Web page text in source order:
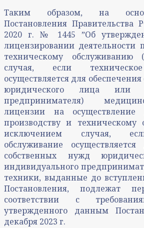
Таким образом, на
Постановления Правительства
2020 г. № 1445 ˮОб
лицензировании деятельности
техническому обслуживанию
случая, если
осуществляется для
юридического лица или
предпринимателя)
лицензии на осуществление
производству и техническому
исключением случая,
обслуживание
собственных нужд
индивидуального
техники, выданные до
Постановления, подлежат
соответствии с
утвержденного данным
декабря 2023 г.